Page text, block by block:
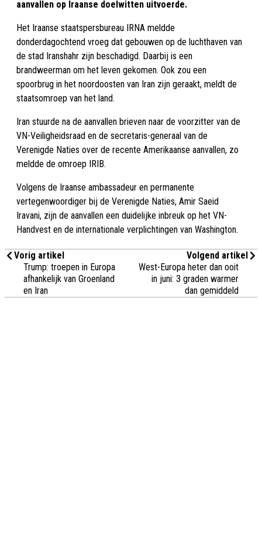
aanvallen op Iraanse doelwitten uitvoerde.
Het Iraanse staatspersbureau IRNA meldde
donderdagochtend vroeg dat gebouwen op de luchthaven van
de stad Iranshahr zijn beschadigd. Daarbij is een
brandweerman om het leven gekomen. Ook zou een
spoorbrug in het noordoosten van Iran zijn geraakt, meldt de
staatsomroep van het land.
Iran stuurde na de aanvallen brieven naar de voorzitter van de
VN-Veiligheidsraad en de secretaris-generaal van de
Verenigde Naties over de recente Amerikaanse aanvallen, zo
meldde de omroep IRIB.
Volgens de Iraanse ambassadeur en permanente
vertegenwoordiger bij de Verenigde Naties, Amir Saeid
Iravani, zijn de aanvallen een duidelijke inbreuk op het VN-
Handvest en de internationale verplichtingen van Washington.
Vorig artikel
Trump: troepen in Europa
afhankelijk van Groenland
en Iran
Volgend artikel
West-Europa heter dan ooit
in juni: 3 graden warmer
dan gemiddeld